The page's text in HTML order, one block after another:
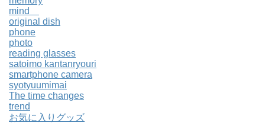
mind
original dish
phone
photo
reading glasses
satoimo kantanryouri
smartphone camera
syotyuumimai
The time changes
trend
お気に入りグッズ